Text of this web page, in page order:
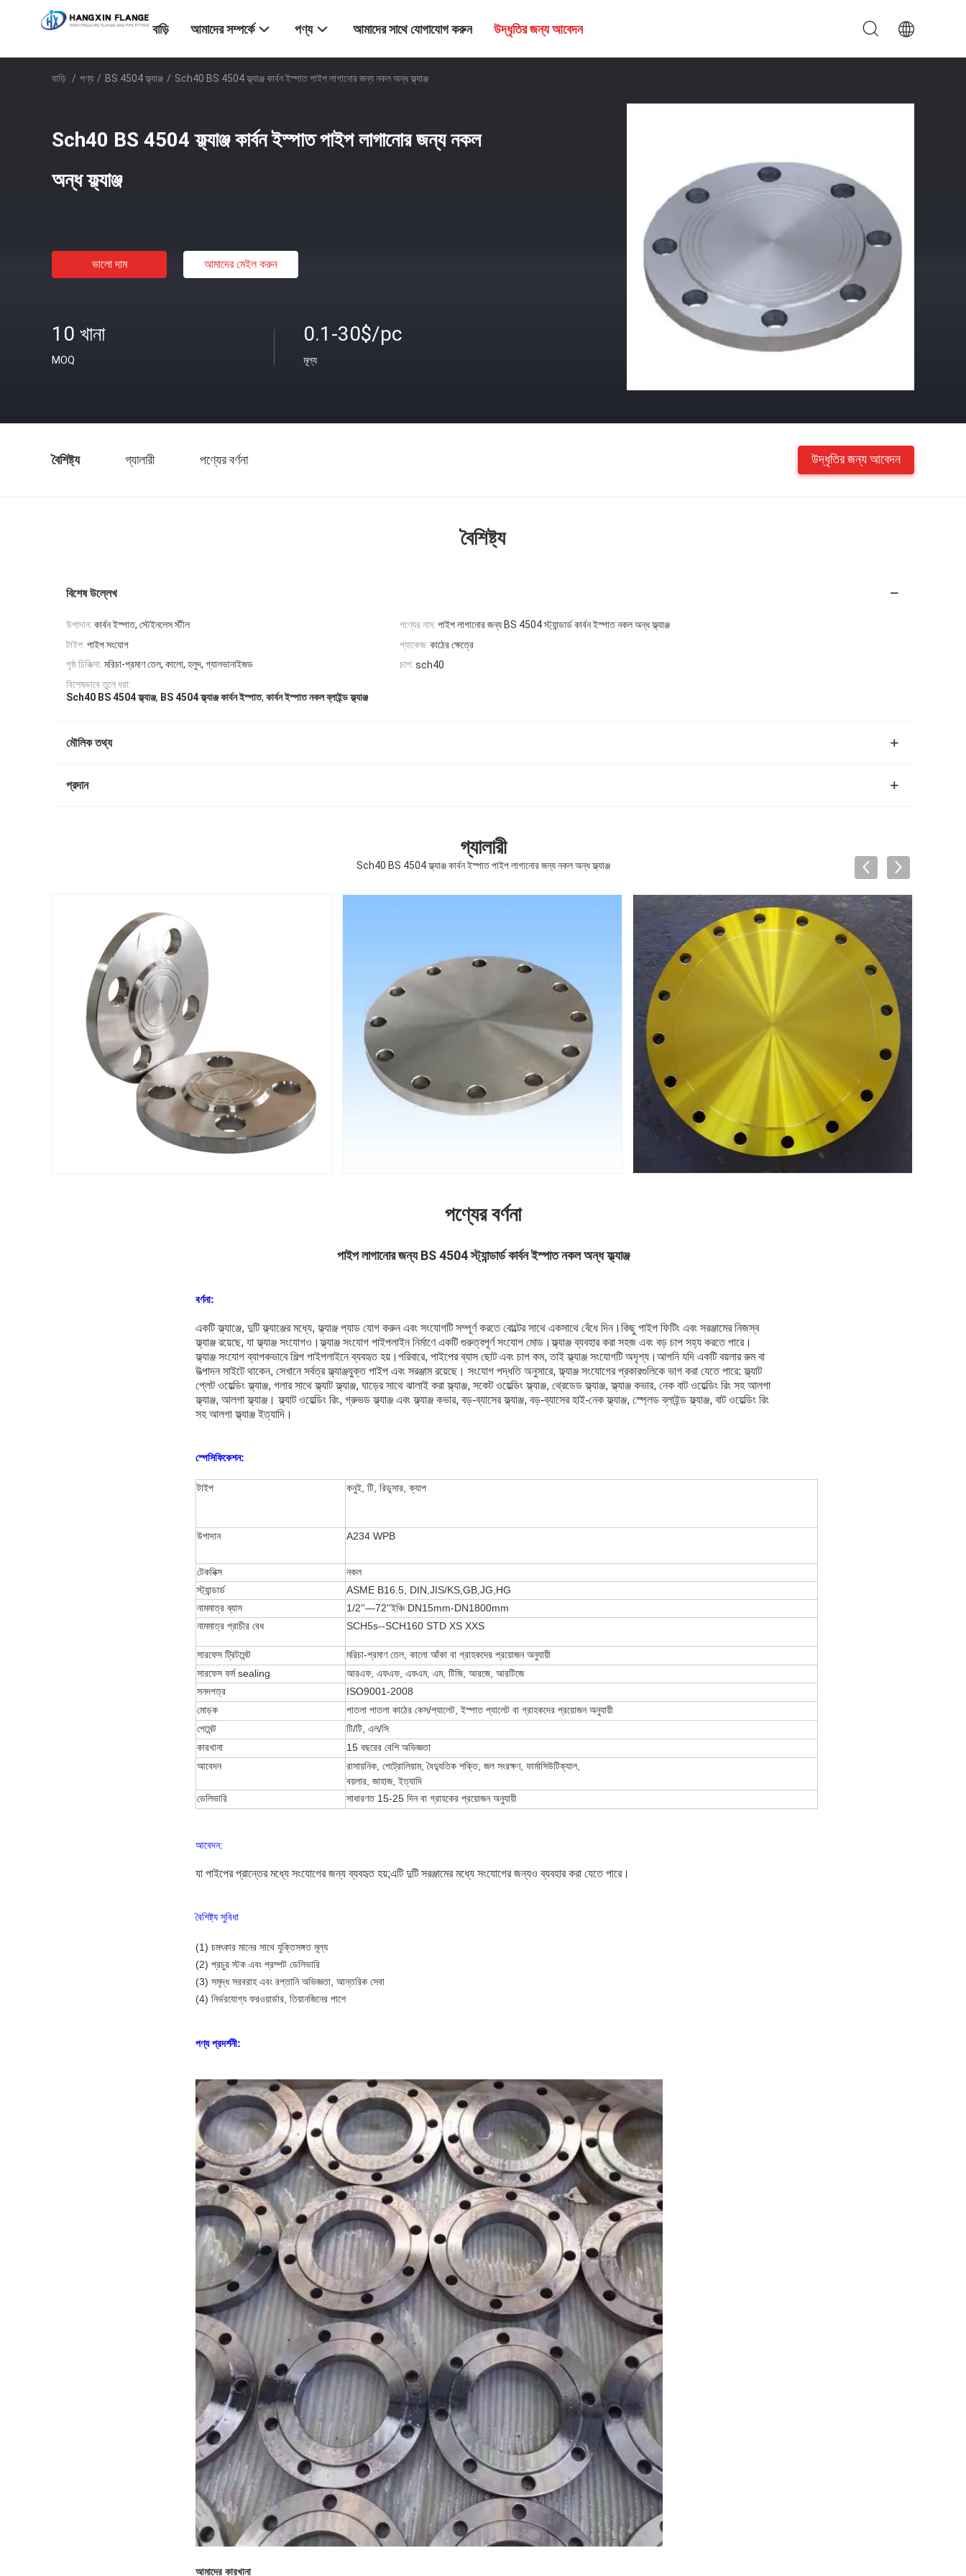
জমা দিন
বাড়ি আমাদের সম্পর্কে পণ্য আমাদের সাথে যোগাযোগ করুন উদ্ধৃতির জন্য আবেদন
বাড়ি / পণ্য / BS 4504 ফ্ল্যাঞ্জ / Sch40 BS 4504 ফ্ল্যাঞ্জ কার্বন ইস্পাত পাইপ লাগানোর জন্য নকল অন্ধ ফ্ল্যাঞ্জ
Sch40 BS 4504 ফ্ল্যাঞ্জ কার্বন ইস্পাত পাইপ লাগানোর জন্য নকল
অন্ধ ফ্ল্যাঞ্জ
ভালো দাম আমাদের মেইল ​​করুন
10 খানা
MOQ
0.1-30$/pc
মূল্য
বৈশিষ্ট্য গ্যালারী পণ্যের বর্ণনা উদ্ধৃতির জন্য আবেদন
বৈশিষ্ট্য
বিশেষ উল্লেখ
উপাদান: কার্বন ইস্পাত, স্টেইনলেস স্টীল পণ্যের নাম: পাইপ লাগানোর জন্য BS 4504 স্ট্যান্ডার্ড কার্বন ইস্পাত নকল অন্ধ ফ্ল্যাঞ্জ
টাইপ: পাইপ সংযোগ প্যাকেজ: কাঠের ক্ষেত্রে
পৃষ্ঠ চিকিত্সা: মরিচা-প্রমাণ তেল, কালো, হলুদ, গ্যালভানাইজড চাপ: sch40
বিশেষভাবে তুলে ধরা:
Sch40 BS 4504 ফ্ল্যাঞ্জ, BS 4504 ফ্ল্যাঞ্জ কার্বন ইস্পাত, কার্বন ইস্পাত নকল ব্লাইন্ড ফ্ল্যাঞ্জ
মৌলিক তথ্য
প্রদান
গ্যালারী
Sch40 BS 4504 ফ্ল্যাঞ্জ কার্বন ইস্পাত পাইপ লাগানোর জন্য নকল অন্ধ ফ্ল্যাঞ্জ
পণ্যের বর্ণনা
পাইপ লাগানোর জন্য BS 4504 স্ট্যান্ডার্ড কার্বন ইস্পাত নকল অন্ধ ফ্ল্যাঞ্জ
বর্ণনা:
একটি ফ্ল্যাঞ্জে, দুটি ফ্ল্যাঞ্জের মধ্যে, ফ্ল্যাঞ্জ প্যাড যোগ করুন এবং সংযোগটি সম্পূর্ণ করতে বোল্টের সাথে একসাথে বেঁধে দিন। কিছু পাইপ ফিটিং এবং সরঞ্জামের নিজস্ব
ফ্ল্যাঞ্জ রয়েছে, যা ফ্ল্যাঞ্জ সংযোগও।ফ্ল্যাঞ্জ সংযোগ পাইপলাইন নির্মাণে একটি গুরুত্বপূর্ণ সংযোগ মোড।ফ্ল্যাঞ্জ ব্যবহার করা সহজ এবং বড় চাপ সহ্য করতে পারে।
ফ্ল্যাঞ্জ সংযোগ ব্যাপকভাবে শিল্প পাইপলাইনে ব্যবহৃত হয়। পরিবারে, পাইপের ব্যাস ছোট এবং চাপ কম, তাই ফ্ল্যাঞ্জ সংযোগটি অদৃশ্য। আপনি যদি একটি বয়লার রুম বা
উত্পাদন সাইটে থাকেন, সেখানে সর্বত্র ফ্ল্যাঞ্জযুক্ত পাইপ এবং সরঞ্জাম রয়েছে। সংযোগ পদ্ধতি অনুসারে, ফ্ল্যাঞ্জ সংযোগের প্রকারগুলিকে ভাগ করা যেতে পারে: ফ্ল্যাট
প্লেট ওয়েল্ডিং ফ্ল্যাঞ্জ, গলার সাথে ফ্ল্যাট ফ্ল্যাঞ্জ, ঘাড়ের সাথে ঝালাই করা ফ্ল্যাঞ্জ, সকেট ওয়েল্ডিং ফ্ল্যাঞ্জ, থ্রেডেড ফ্ল্যাঞ্জ, ফ্ল্যাঞ্জ কভার, নেক বাট ওয়েল্ডিং রিং সহ আলগা
ফ্ল্যাঞ্জ, আলগা ফ্ল্যাঞ্জ। ফ্ল্যাট ওয়েল্ডিং রিং, গ্রুভড ফ্ল্যাঞ্জ এবং ফ্ল্যাঞ্জ কভার, বড়-ব্যাসের ফ্ল্যাঞ্জ, বড়-ব্যাসের হাই-নেক ফ্ল্যাঞ্জ, স্প্লেড ব্লাইন্ড ফ্ল্যাঞ্জ, বাট ওয়েল্ডিং রিং
সহ আলগা ফ্ল্যাঞ্জ ইত্যাদি।
স্পেসিফিকেশন:
টাইপ কনুই, টি, রিডুসার, ক্যাপ
উপাদান A234 WPB
টেকনিক্স
নকল
স্ট্যান্ডার্ড
ASME B16.5, DIN,JIS/KS,GB,JG,HG
নামমাত্র ব্যাস
1/2''—72''ইঞ্চি DN15mm-DN1800mm
নামমাত্র প্রাচীর বেধ
SCH5s--SCH160 STD XS XXS
সারফেস ট্রিটমেন্ট
মরিচা-প্রমাণ তেল, কালো আঁকা বা গ্রাহকদের প্রয়োজন অনুযায়ী
সারফেস ফর্ম sealing
আরএফ, এফএফ, এফএম, এম, টিজি, আরজে, আরটিজে
সনদপত্র
ISO9001-2008
মোড়ক
পাতলা পাতলা কাঠের কেস/প্যালেট, ইস্পাত প্যালেট বা গ্রাহকদের প্রয়োজন অনুযায়ী
পেমেন্ট
টি/টি, এল/সি
কারখানা
15 বছরের বেশি অভিজ্ঞতা
আবেদন
রাসায়নিক, পেট্রোলিয়াম, বৈদ্যুতিক শক্তি, জল সংরক্ষণ, ফার্মাসিউটিক্যাল,
বয়লার, জাহাজ, ইত্যাদি
ডেলিভারি
সাধারণত 15-25 দিন বা গ্রাহকের প্রয়োজন অনুযায়ী
আবেদন:
যা পাইপের প্রান্তের মধ্যে সংযোগের জন্য ব্যবহৃত হয়;এটি দুটি সরঞ্জামের মধ্যে সংযোগের জন্যও ব্যবহার করা যেতে পারে।
বৈশিষ্ট্য সুবিধা
(1) চমৎকার মানের সাথে যুক্তিসঙ্গত মূল্য
(2) প্রচুর স্টক এবং প্রম্পট ডেলিভারি
(3) সমৃদ্ধ সরবরাহ এবং রপ্তানি অভিজ্ঞতা, আন্তরিক সেবা
(4) নির্ভরযোগ্য ফরওয়ার্ডার, তিয়ানজিনের পাশে
পণ্য প্রদর্শনী:
আমাদের কারখানা